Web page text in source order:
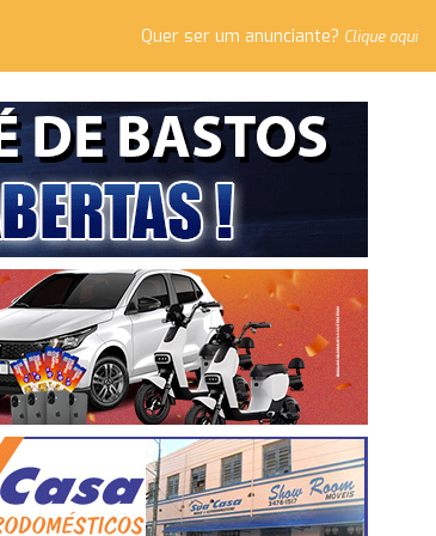
Quer ser um anunciante? Clique aqui